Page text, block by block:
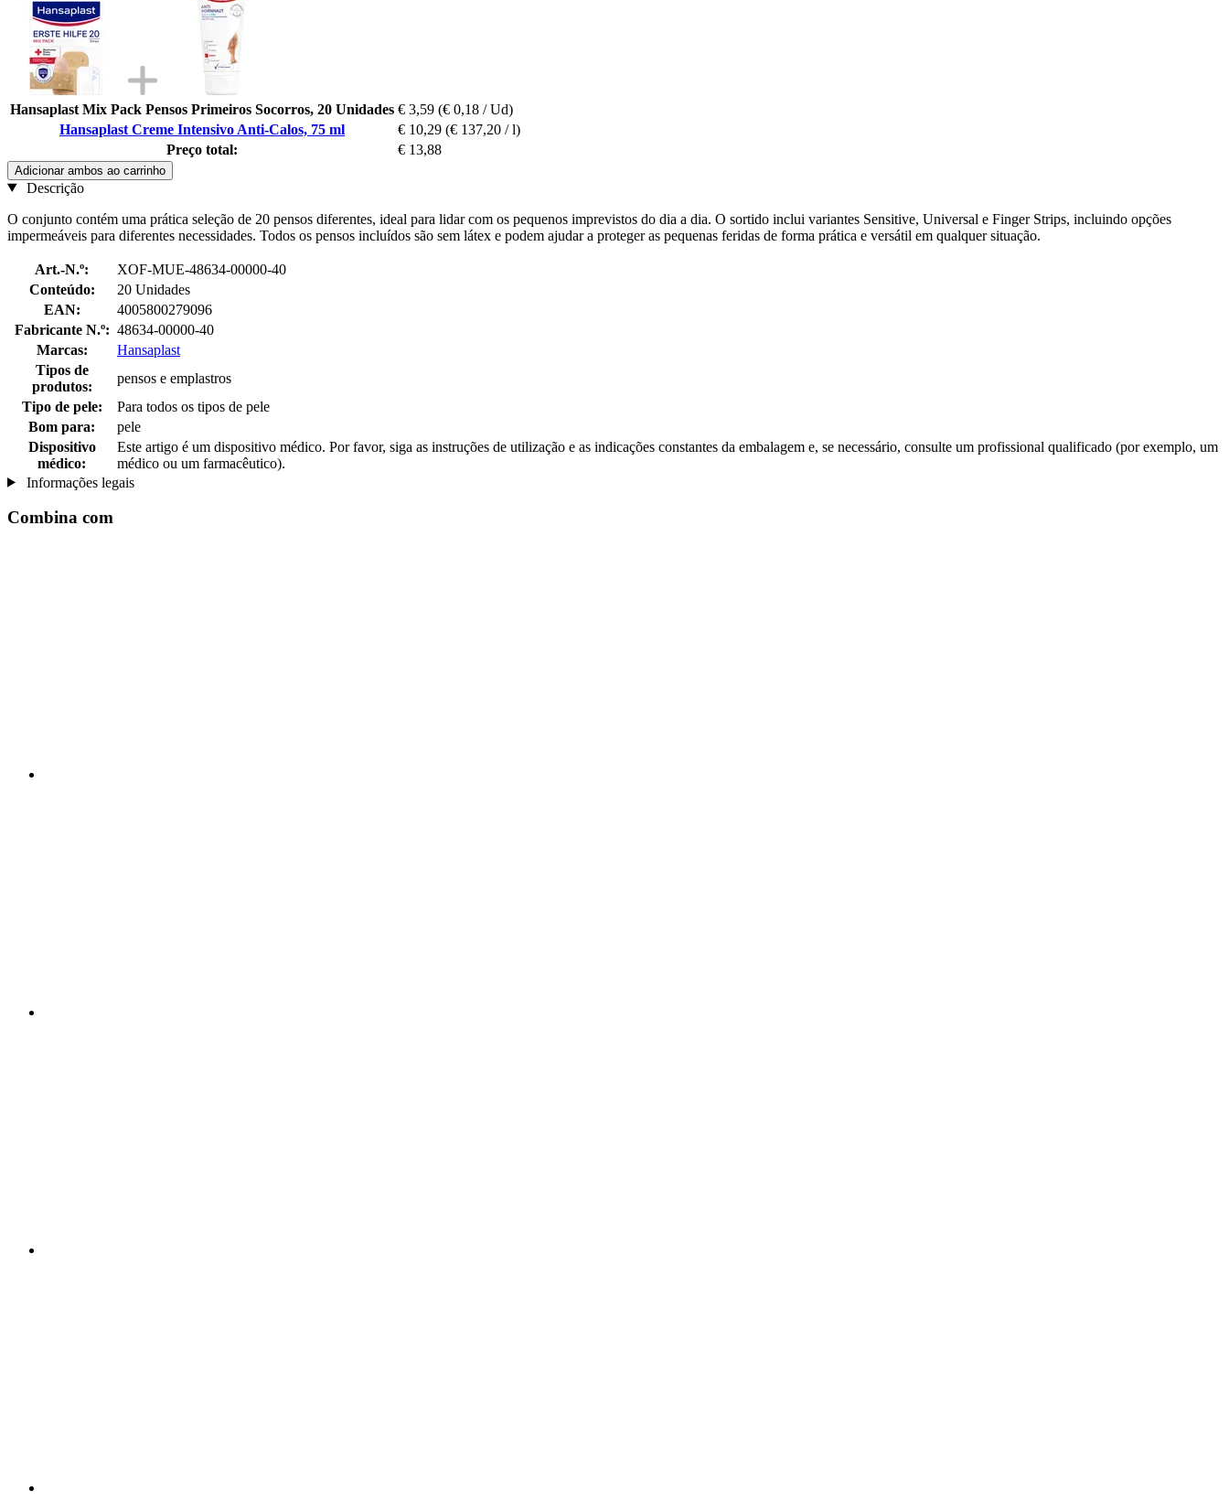
Hansaplast Mix Pack Pensos Primeiros Socorros, 20 Unidades € 3,59 (€ 0,18 / Ud)
Hansaplast Creme Intensivo Anti-Calos, 75 ml
€ 10,29 (€ 137,20 / l)
Preço total:
€ 13,88
Adicionar ambos ao carrinho
Descrição
O conjunto contém uma prática seleção de 20 pensos diferentes, ideal para lidar com os pequenos imprevistos do dia a dia. O sortido inclui variantes Sensitive, Universal e Finger Strips, incluindo opções
impermeáveis para diferentes necessidades. Todos os pensos incluídos são sem látex e podem ajudar a proteger as pequenas feridas de forma prática e versátil em qualquer situação.
Art.-N.º:
XOF-MUE-48634-00000-40
Conteúdo:
20 Unidades
EAN:
4005800279096
Fabricante N.º: 48634-00000-40
Marcas:
Hansaplast
Tipos de
produtos:
pensos e emplastros
Tipo de pele:
Para todos os tipos de pele
Bom para:
pele
Dispositivo
médico:
Este artigo é um dispositivo médico. Por favor, siga as instruções de utilização e as indicações constantes da embalagem e, se necessário, consulte um profissional qualificado (por exemplo, um
médico ou um farmacêutico).
Informações legais
Combina com